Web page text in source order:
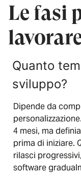
Le fasi
Quanto
sviluppo?
Dipende da
4 mesi, ma
prima di iniziare.
rilasci
software